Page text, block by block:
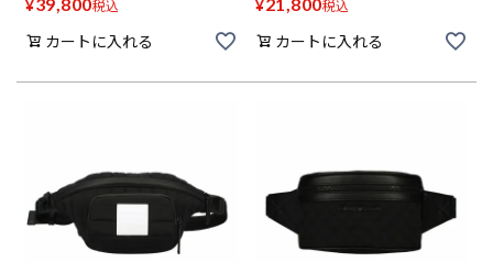
¥ 税込
カートに入れる
¥ 税込
カートに入れる